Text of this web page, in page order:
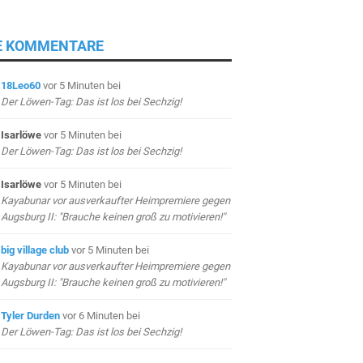
KOMMENTARE
18Leo60 vor 5 Minuten bei
Der Löwen-Tag: Das ist los bei Sechzig!
Isarlöwe vor 5 Minuten bei
Der Löwen-Tag: Das ist los bei Sechzig!
Isarlöwe vor 5 Minuten bei
Kayabunar vor ausverkaufter Heimpremiere gegen
Augsburg II: "Brauche keinen groß zu motivieren!"
big village club vor 5 Minuten bei
Kayabunar vor ausverkaufter Heimpremiere gegen
Augsburg II: "Brauche keinen groß zu motivieren!"
Tyler Durden vor 6 Minuten bei
Der Löwen-Tag: Das ist los bei Sechzig!